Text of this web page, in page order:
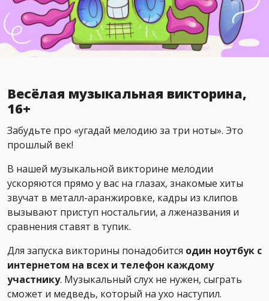
Весёлая музыкальная викторина,
16+
Забудьте про «угадай мелодию за три ноты». Это
прошлый век!
В нашей музыкальной викторине мелодии
ускоряются прямо у вас на глазах, знакомые хиты
звучат в металл-аранжировке, кадры из клипов
вызывают приступ ностальгии, а лженазвания и
сравнения ставят в тупик.
Для запуска викторины понадобится один ноутбук с
интернетом на всех и телефон каждому
участнику. Музыкальный слух не нужен, сыграть
сможет и медведь, который на ухо наступил.